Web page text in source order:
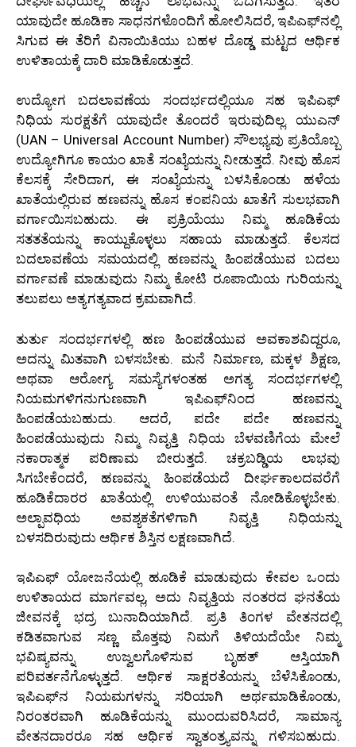
ಯಾವುದೇ ಹೂಡಿಕಾ ಸಾಧನಗಳೊಂದಿಗೆ ಹೋಲಿಸಿದರೆ, ಇಪಿಎಫ್‌ನಲ್ಲಿ
ಸಿಗುವ ಈ ತೆರಿಗೆ ವಿನಾಯಿತಿಯು ಬಹಳ ದೊಡ್ಡ ಮಟ್ಟದ ಆರ್ಥಿಕ
ಉಳಿತಾಯಕ್ಕೆ ದಾರಿ ಮಾಡಿಕೊಡುತ್ತದೆ.
ಉದ್ಯೋಗ ಬದಲಾವಣೆಯ ಸಂದರ್ಭದಲ್ಲಿಯೂ ಸಹ ಇಪಿಎಫ್
ನಿಧಿಯ ಸುರಕ್ಷತೆಗೆ ಯಾವುದೇ ತೊಂದರೆ ಇರುವುದಿಲ್ಲ. ಯುಎನ್
(UAN – Universal Account Number) ಸೌಲಭ್ಯವು ಪ್ರತಿಯೊಬ್ಬ
ಉದ್ಯೋಗಿಗೂ ಕಾಯಂ ಖಾತೆ ಸಂಖ್ಯೆಯನ್ನು ನೀಡುತ್ತದೆ. ನೀವು ಹೊಸ
ಕೆಲಸಕ್ಕೆ ಸೇರಿದಾಗ, ಈ ಸಂಖ್ಯೆಯನ್ನು ಬಳಸಿಕೊಂಡು ಹಳೆಯ
ಖಾತೆಯಲ್ಲಿರುವ ಹಣವನ್ನು ಹೊಸ ಕಂಪನಿಯ ಖಾತೆಗೆ ಸುಲಭವಾಗಿ
ವರ್ಗಾಯಿಸಬಹುದು. ಈ ಪ್ರಕ್ರಿಯೆಯು ನಿಮ್ಮ ಹೂಡಿಕೆಯ
ಸತತತೆಯನ್ನು ಕಾಯ್ದುಕೊಳ್ಳಲು ಸಹಾಯ ಮಾಡುತ್ತದೆ. ಕೆಲಸದ
ಬದಲಾವಣೆಯ ಸಮಯದಲ್ಲಿ ಹಣವನ್ನು ಹಿಂಪಡೆಯುವ ಬದಲು
ವರ್ಗಾವಣೆ ಮಾಡುವುದು ನಿಮ್ಮ ಕೋಟಿ ರೂಪಾಯಿಯ ಗುರಿಯನ್ನು
ತಲುಪಲು ಅತ್ಯಗತ್ಯವಾದ ಕ್ರಮವಾಗಿದೆ.
ತುರ್ತು ಸಂದರ್ಭಗಳಲ್ಲಿ ಹಣ ಹಿಂಪಡೆಯುವ ಅವಕಾಶವಿದ್ದರೂ,
ಅದನ್ನು ಮಿತವಾಗಿ ಬಳಸಬೇಕು. ಮನೆ ನಿರ್ಮಾಣ, ಮಕ್ಕಳ ಶಿಕ್ಷಣ,
ಅಥವಾ ಆರೋಗ್ಯ ಸಮಸ್ಯೆಗಳಂತಹ ಅಗತ್ಯ ಸಂದರ್ಭಗಳಲ್ಲಿ
ನಿಯಮಗಳಿಗನುಗುಣವಾಗಿ ಇಪಿಎಫ್‌ನಿಂದ ಹಣವನ್ನು
ಹಿಂಪಡೆಯಬಹುದು. ಆದರೆ, ಪದೇ ಪದೇ ಹಣವನ್ನು
ಹಿಂಪಡೆಯುವುದು ನಿಮ್ಮ ನಿವೃತ್ತಿ ನಿಧಿಯ ಬೆಳವಣಿಗೆಯ ಮೇಲೆ
ನಕಾರಾತ್ಮಕ ಪರಿಣಾಮ ಬೀರುತ್ತದೆ. ಚಕ್ರಬಡ್ಡಿಯ ಲಾಭವು
ಸಿಗಬೇಕೆಂದರೆ, ಹಣವನ್ನು ಹಿಂಪಡೆಯದೆ ದೀರ್ಘಕಾಲದವರೆಗೆ
ಹೂಡಿಕೆದಾರರ ಖಾತೆಯಲ್ಲಿ ಉಳಿಯುವಂತೆ ನೋಡಿಕೊಳ್ಳಬೇಕು.
ಅಲ್ಪಾವಧಿಯ ಅವಶ್ಯಕತೆಗಳಿಗಾಗಿ ನಿವೃತ್ತಿ ನಿಧಿಯನ್ನು
ಬಳಸದಿರುವುದು ಆರ್ಥಿಕ ಶಿಸ್ತಿನ ಲಕ್ಷಣವಾಗಿದೆ.
ಇಪಿಎಫ್ ಯೋಜನೆಯಲ್ಲಿ ಹೂಡಿಕೆ ಮಾಡುವುದು ಕೇವಲ ಒಂದು
ಉಳಿತಾಯದ ಮಾರ್ಗವಲ್ಲ, ಅದು ನಿವೃತ್ತಿಯ ನಂತರದ ಘನತೆಯ
ಜೀವನಕ್ಕೆ ಭದ್ರ ಬುನಾದಿಯಾಗಿದೆ. ಪ್ರತಿ ತಿಂಗಳ ವೇತನದಲ್ಲಿ
ಕಡಿತವಾಗುವ ಸಣ್ಣ ಮೊತ್ತವು ನಿಮಗೆ ತಿಳಿಯದೆಯೇ ನಿಮ್ಮ
ಭವಿಷ್ಯವನ್ನು ಉಜ್ವಲಗೊಳಿಸುವ ಬೃಹತ್ ಆಸ್ತಿಯಾಗಿ
ಪರಿವರ್ತನೆಗೊಳ್ಳುತ್ತದೆ. ಆರ್ಥಿಕ ಸಾಕ್ಷರತೆಯನ್ನು ಬೆಳೆಸಿಕೊಂಡು,
ಇಪಿಎಫ್‌ನ ನಿಯಮಗಳನ್ನು ಸರಿಯಾಗಿ ಅರ್ಥಮಾಡಿಕೊಂಡು,
ನಿರಂತರವಾಗಿ ಹೂಡಿಕೆಯನ್ನು ಮುಂದುವರಿಸಿದರೆ, ಸಾಮಾನ್ಯ
ವೇತನದಾರರೂ ಸಹ ಆರ್ಥಿಕ ಸ್ವಾತಂತ್ರ್ಯವನ್ನು ಗಳಿಸಬಹುದು.